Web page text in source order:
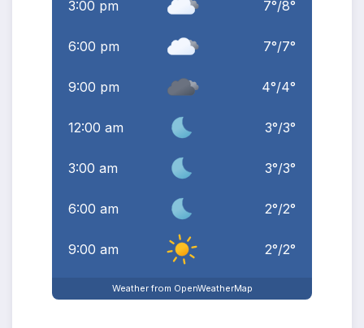
3:00 pm 7°/8°
6:00 pm 7°/7°
9:00 pm 4°/4°
12:00 am 3°/3°
3:00 am 3°/3°
6:00 am 2°/2°
9:00 am 2°/2°
Weather from OpenWeatherMap